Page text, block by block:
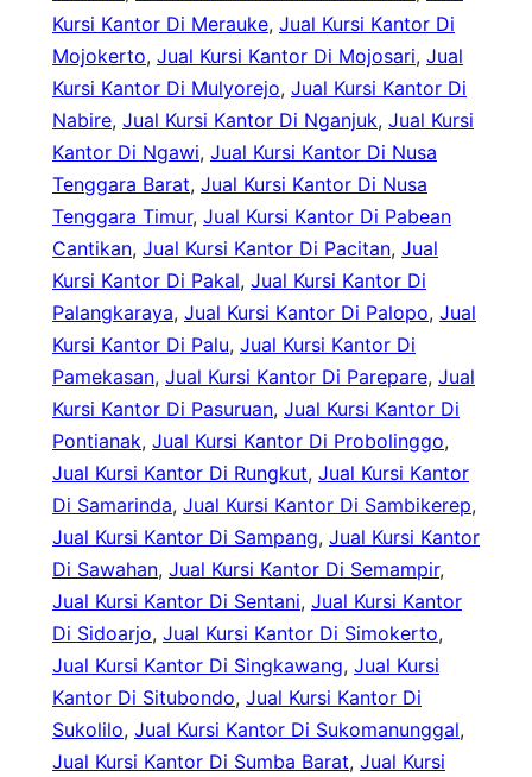
Kursi Kantor Di Merauke, Jual Kursi Kantor Di
Mojokerto, Jual Kursi Kantor Di Mojosari, Jual
Kursi Kantor Di Mulyorejo, Jual Kursi Kantor Di
Nabire, Jual Kursi Kantor Di Nganjuk, Jual Kursi
Kantor Di Ngawi, Jual Kursi Kantor Di Nusa
Tenggara Barat, Jual Kursi Kantor Di Nusa
Tenggara Timur, Jual Kursi Kantor Di Pabean
Cantikan, Jual Kursi Kantor Di Pacitan, Jual
Kursi Kantor Di Pakal, Jual Kursi Kantor Di
Palangkaraya, Jual Kursi Kantor Di Palopo, Jual
Kursi Kantor Di Palu, Jual Kursi Kantor Di
Pamekasan, Jual Kursi Kantor Di Parepare, Jual
Kursi Kantor Di Pasuruan, Jual Kursi Kantor Di
Pontianak, Jual Kursi Kantor Di Probolinggo
Jual Kursi Kantor Di Rungkut, Jual Kursi Kantor
Di Samarinda, Jual Kursi Kantor Di Sambikerep
Jual Kursi Kantor Di Sampang, Jual Kursi Kantor
Di Sawahan, Jual Kursi Kantor Di Semampir
Jual Kursi Kantor Di Sentani, Jual Kursi Kantor
Di Sidoarjo, Jual Kursi Kantor Di Simokerto
Jual Kursi Kantor Di Singkawang, Jual Kursi
Kantor Di Situbondo, Jual Kursi Kantor Di
Sukolilo, Jual Kursi Kantor Di Sukomanunggal
Jual Kursi Kantor Di Sumba Barat, Jual Kursi